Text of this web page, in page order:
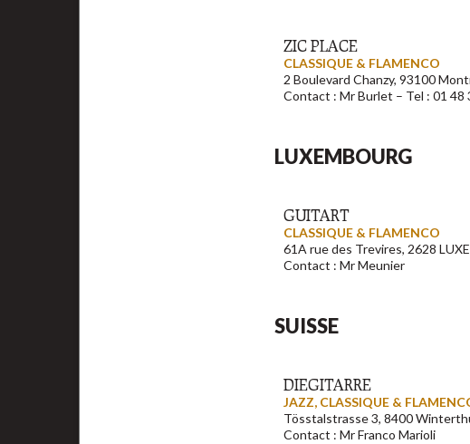
ZIC PLACE
CLASSIQUE & FLAMENCO
2 Boulevard Chanzy, 93100
Contact : Mr Burlet – Tel : 01 48
LUXEMBOURG
GUITART
CLASSIQUE & FLAMENCO
61A rue des Trevires, 2628
Contact : Mr Meunier
SUISSE
DIEGITARRE
JAZZ, CLASSIQUE &
Tösstalstrasse 3, 8400
Contact : Mr Franco Marioli